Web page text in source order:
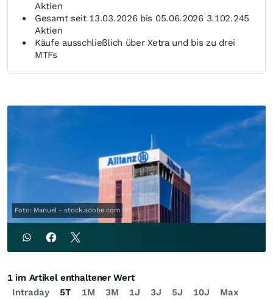
Aktien
Gesamt seit 13.03.2026 bis 05.06.2026 3.102.245
Aktien
Käufe ausschließlich über Xetra und bis zu drei
MTFs
Foto: Manuel - stock.adobe.com
Intraday 5T 1M 3M 1J 3J 5J 10J Max
1 im Artikel enthaltener Wert